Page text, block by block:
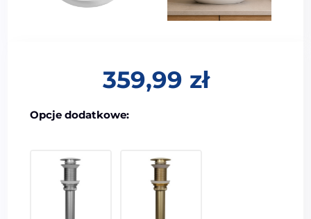
359,99 zł
Opcje dodatkowe: